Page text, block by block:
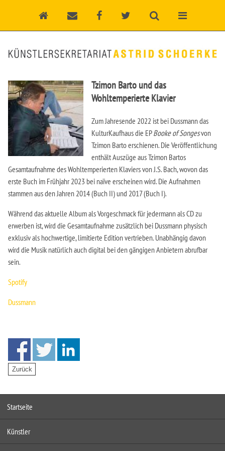
Tzimon Barto und das
Wohltemperierte Klavier
Zum Jahresende 2022 ist bei Dussmann das
KulturKaufhaus die EPBooke of Songesvon
Tzimon Barto erschienen. Die Veröffentlichung
enthält Auszüge aus Tzimon Bartos
Gesamtaufnahme des Wohltemperierten Klaviers von J.S. Bach, wovon das
erste Buch im Frühjahr 2023 bei naïve erscheinen wird. Die Aufnahmen
stammen aus den Jahren 2014 (Buch II) und 2017 (Buch I).
Während das aktuelle Album als Vorgeschmack für jedermann als CD zu
erwerben ist, wird die Gesamtaufnahme zusätzlich bei Dussmann physisch
exklusiv als hochwertige, limitierte Edition vertrieben. Unabhängig davon
wird die Musik natürlich auch digital bei den gängigen Anbietern abrufbar
sein.
Spotify
Dussmann
Startseite
Künstler